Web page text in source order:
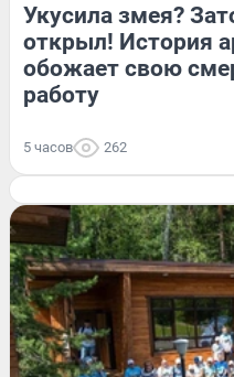
Укусила змея?
открыл! История
обожает свою
работу
5 часов 262